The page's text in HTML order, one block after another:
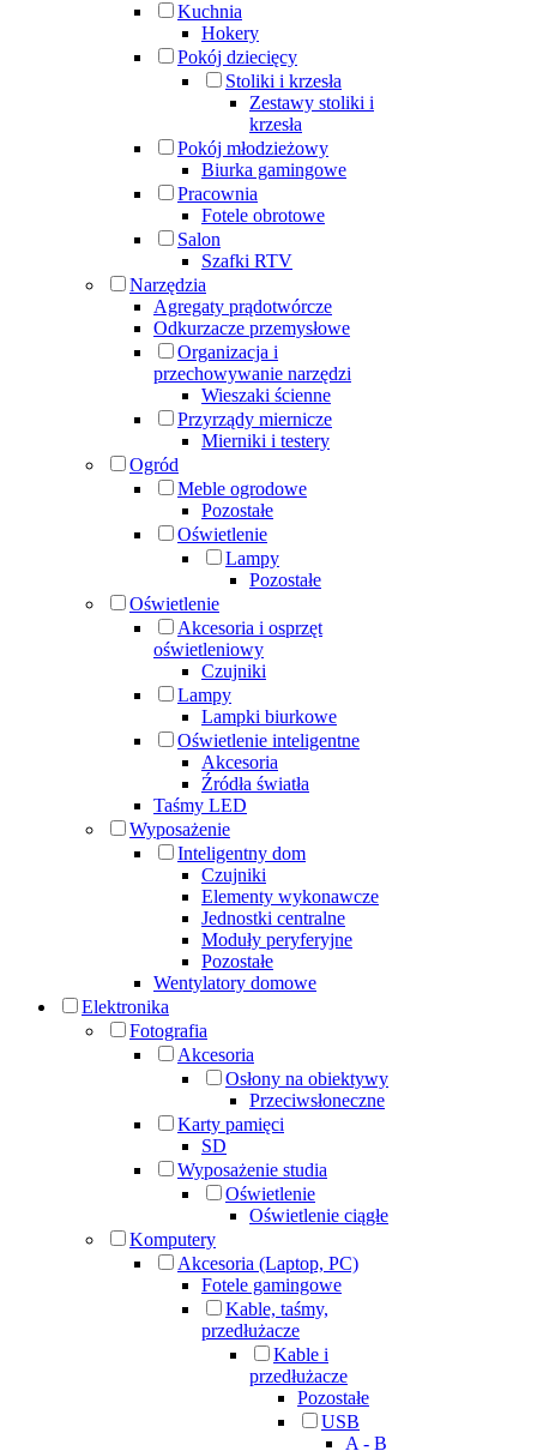
Kuchnia
Hokery
Pokój dziecięcy
Stoliki i krzesła
Zestawy stoliki i
krzesła
Pokój młodzieżowy
Biurka gamingowe
Pracownia
Fotele obrotowe
Salon
Szafki RTV
Narzędzia
Agregaty prądotwórcze
Odkurzacze przemysłowe
Organizacja i
przechowywanie narzędzi
Wieszaki ścienne
Przyrządy miernicze
Mierniki i testery
Ogród
Meble ogrodowe
Pozostałe
Oświetlenie
Lampy
Pozostałe
Oświetlenie
Akcesoria i osprzęt
oświetleniowy
Czujniki
Lampy
Lampki biurkowe
Oświetlenie inteligentne
Akcesoria
Źródła światła
Taśmy LED
Wyposażenie
Inteligentny dom
Czujniki
Elementy wykonawcze
Jednostki centralne
Moduły peryferyjne
Pozostałe
Wentylatory domowe
Elektronika
Fotografia
Akcesoria
Osłony na obiektywy
Przeciwsłoneczne
Karty pamięci
SD
Wyposażenie studia
Oświetlenie
Oświetlenie ciągłe
Komputery
Akcesoria (Laptop, PC)
Fotele gamingowe
Kable, taśmy,
przedłużacze
Kable i
przedłużacze
Pozostałe
USB
A - B